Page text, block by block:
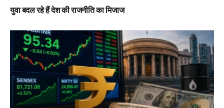
युवा बदल रहे हैं देश की राजनीति का मिजाज